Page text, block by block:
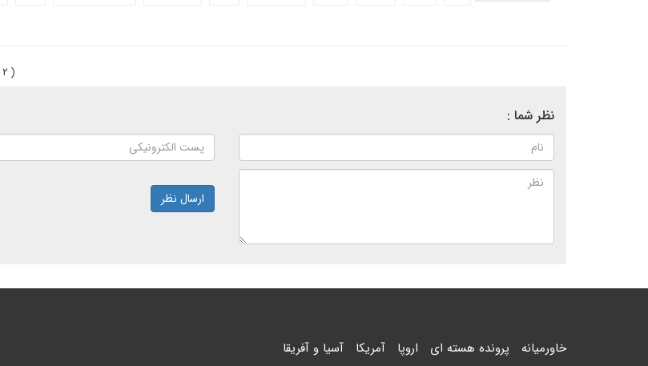
(
نظر شما :
ارسال نظر
خاورمیانه پرونده هسته ای اروپا آمریکا آسیا و آفریقا